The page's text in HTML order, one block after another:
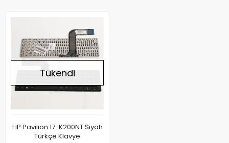
Tükendi
HP Pavilion 17-K200NT Siyah
Türkçe Klavye